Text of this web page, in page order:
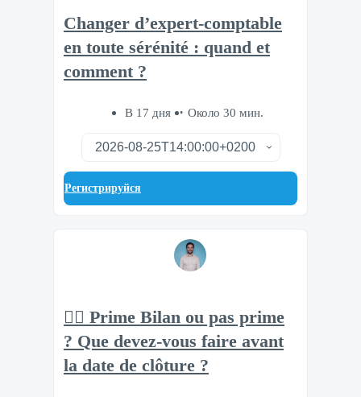
Changer d’expert-comptable
en toute sérénité : quand et
comment ?
В 17 дня Около 30 мин.
Регистрируйся
🧘‍♂️ Prime Bilan ou pas prime
? Que devez-vous faire avant
la date de clôture ?